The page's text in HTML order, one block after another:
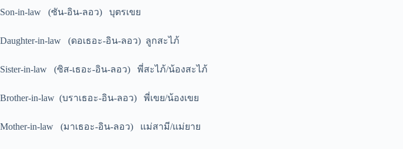
Son-in-law (ซัน-อิน-ลอว) บุตรเขย
Daughter-in-law (ดอเธอะ-อิน-ลอว) ลูกสะไภ้
Sister-in-law (ซิส-เธอะ-อิน-ลอว) พี่สะไภ้/น้องสะไภ้
Brother-in-law (บราเธอะ-อิน-ลอว) พี่เขย/น้องเขย
Mother-in-law (มาเธอะ-อิน-ลอว) แม่สามี/แม่ยาย